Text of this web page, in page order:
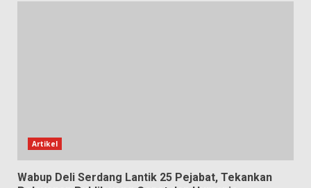
Artikel
Wabup Deli Serdang Lantik 25 Pejabat, Tekankan